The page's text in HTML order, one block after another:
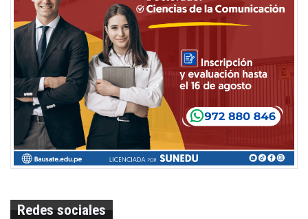
Redes sociales